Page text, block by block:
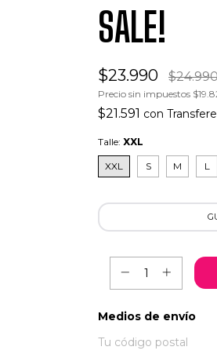
SALE!
$23.990
Precio sin impuestos
$21.591 con
Talle: XXL
XXL S M L
Entregas para el CP:
Medios de envío